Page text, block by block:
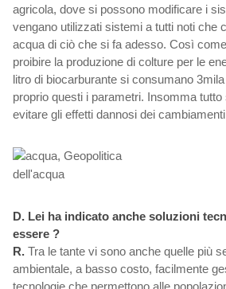
agricola, dove si possono modificare i
vengano utilizzati sistemi a tutti noti che
acqua di ciò che si fa adesso. Così
proibire la produzione di colture per le
litro di biocarburante si consumano
proprio questi i parametri. Insomma
evitare gli effetti dannosi dei
D. Lei ha indicato anche soluzioni
essere ?
R. Tra le tante vi sono anche quelle più
ambientale, a basso costo, facilmente
tecnologie che permettono alle